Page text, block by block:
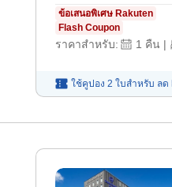
ข้อเสนอพิเศษ Rakuten
Flash Coupon
ราคาสำหรับ: 1 คืน |
ใช้คูปอง 2 ใบสำหรับ ลด